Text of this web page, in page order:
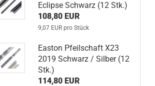
Eclipse Schwarz (12 Stk.)
108,80 EUR
9,07 EUR pro Stück
Easton Pfeilschaft X23
2019 Schwarz / Silber (12
Stk.)
114,80 EUR